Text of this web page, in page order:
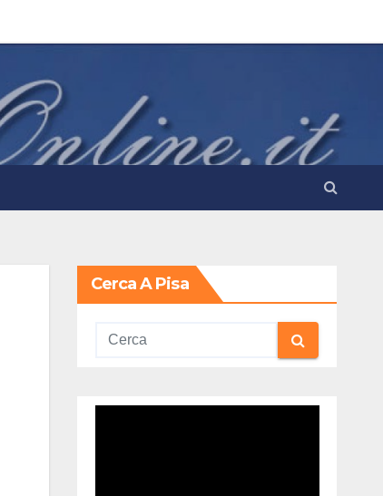
Cerca A Pisa